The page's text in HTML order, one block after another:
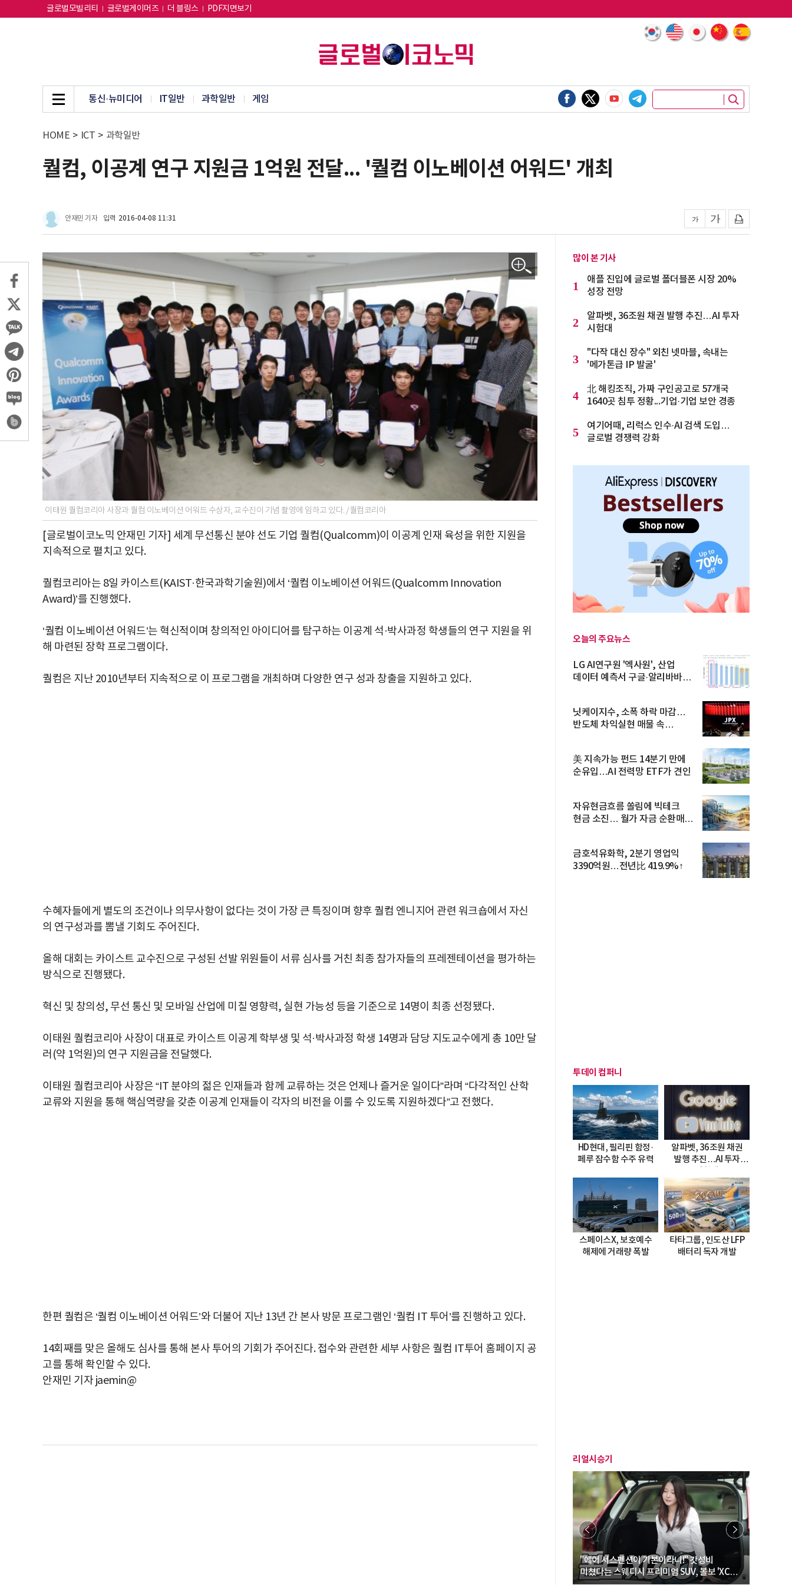
글로벌모빌리티 글로벌게이머즈 더 블링스 PDF지면보기
통신·뉴미디어 IT일반 과학일반 게임
HOME > ICT > 과학일반
퀄컴, 이공계 연구 지원금 1억원 전달... '퀄컴 이노베이션 어워드' 개최
안재민 기자 입력 2016-04-08 11:31
이태원 퀄컴코리아 사장과 퀄컴 이노베이션 어워드 수상자, 교수진이 기념 촬영에 임하고 있다. /퀄컴코리아
[글로벌이코노믹 안재민 기자] 세계 무선통신 분야 선도 기업 퀄컴(Qualcomm)이 이공계 인재 육성을 위한 지원을
지속적으로 펼치고 있다.
퀄컴코리아는 8일 카이스트(KAIST·한국과학기술원)에서 ‘퀄컴 이노베이션 어워드(Qualcomm Innovation
Award)’를 진행했다.
‘퀄컴 이노베이션 어워드’는 혁신적이며 창의적인 아이디어를 탐구하는 이공계 석·박사과정 학생들의 연구 지원을 위
해 마련된 장학 프로그램이다.
퀄컴은 지난 2010년부터 지속적으로 이 프로그램을 개최하며 다양한 연구 성과 창출을 지원하고 있다.
수혜자들에게 별도의 조건이나 의무사항이 없다는 것이 가장 큰 특징이며 향후 퀄컴 엔니지어 관련 워크숍에서 자신
의 연구성과를 뽐낼 기회도 주어진다.
올해 대회는 카이스트 교수진으로 구성된 선발 위원들이 서류 심사를 거친 최종 참가자들의 프레젠테이션을 평가하는
방식으로 진행됐다.
혁신 및 창의성, 무선 통신 및 모바일 산업에 미칠 영향력, 실현 가능성 등을 기준으로 14명이 최종 선정됐다.
이태원 퀄컴코리아 사장이 대표로 카이스트 이공계 학부생 및 석·박사과정 학생 14명과 담당 지도교수에게 총 10만 달
러(약 1억원)의 연구 지원금을 전달했다.
이태원 퀄컴코리아 사장은 “IT 분야의 젊은 인재들과 함께 교류하는 것은 언제나 즐거운 일이다”라며 “다각적인 산학
교류와 지원을 통해 핵심역량을 갖춘 이공계 인재들이 각자의 비전을 이룰 수 있도록 지원하겠다”고 전했다.
한편 퀄컴은 ‘퀄컴 이노베이션 어워드’와 더불어 지난 13년 간 본사 방문 프로그램인 ‘퀄컴 IT 투어’를 진행하고 있다.
14회째를 맞은 올해도 심사를 통해 본사 투어의 기회가 주어진다. 접수와 관련한 세부 사항은 퀄컴 IT투어 홈페이지 공
고를 통해 확인할 수 있다.
안재민 기자 jaemin@
많이 본 기사
1
애플 진입에 글로벌 폴더블폰 시장 20%
성장 전망
2
알파벳, 36조원 채권 발행 추진…AI 투자
시험대
3
"다작 대신 장수" 외친 넷마블, 속내는
'메가톤급 IP 발굴'
4
北 해킹조직, 가짜 구인공고로 57개국
1640곳 침투 정황...기업·기업 보안 경종
5
여기어때, 리럭스 인수·AI 검색 도입…
글로벌 경쟁력 강화
오늘의 주요뉴스
LG AI연구원 '엑사원', 산업
데이터 예측서 구글·알리바바
닛케이지수, 소폭 하락 마감…
반도체 차익실현 매물 속
美 지속가능 펀드 14분기 만에
순유입…AI 전력망 ETF가 견인
자유현금흐름 쏠림에 빅테크
현금 소진… 월가 자금 순환매
금호석유화학, 2분기 영업익
3390억원…전년比 419.9%↑
투데이 컴퍼니
HD현대, 필리핀 함정·
페루 잠수함 수주 유력
알파벳, 36조원 채권
발행 추진…AI 투자
스페이스X, 보호예수
해제에 거래량 폭발
타타그룹, 인도산 LFP
배터리 독자 개발
리얼시승기
"에어 서스펜션이 기본이라니!" 갓성비
미쳤다는 스웨디시 프리미엄 SUV, 볼보 'XC60